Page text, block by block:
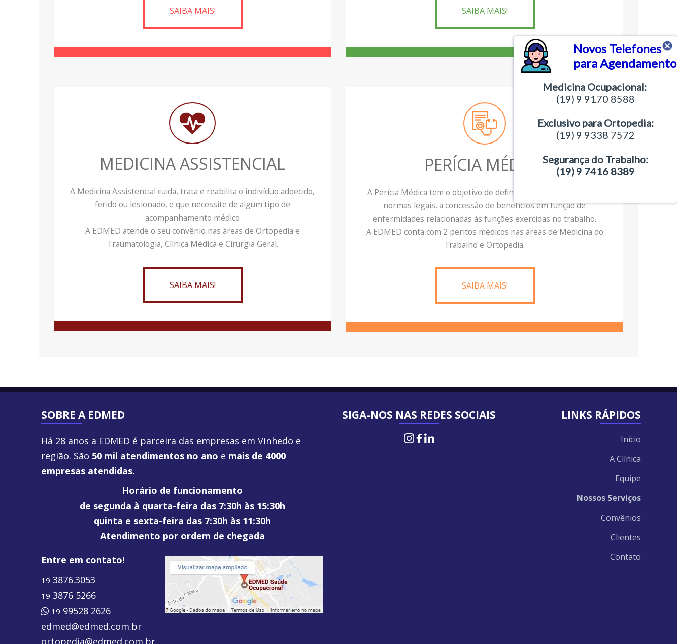
SAIBA MAIS!
MEDICINA ASSISTENCIAL
A Medicina Assistencial cuida, trata e reabilita o indivíduo adoecido,
ferido ou lesionado, e que necessite de algum tipo de
acompanhamento médico
A EDMED atende o seu convênio nas áreas de Ortopedia e
Traumatologia, Clínica Médica e Cirurgia Geral.
SAIBA MAIS!
SAIBA MAIS!
PERÍCIA MÉDICA
A Perícia Médica tem o objetivo de definir, dentro dos padrões e
normas legais, a concessão de benefícios em função de
enfermidades relacionadas às funções exercidas no trabalho.
A EDMED conta com 2 peritos médicos nas áreas de Medicina do
Trabalho e Ortopedia.
SAIBA MAIS!
SOBRE A EDMED
Há 28 anos a EDMED é parceira das empresas em Vinhedo e
região. São 50 mil atendimentos no ano e mais de 4000
empresas atendidas.
Horário de funcionamento
de segunda à quarta-feira das 7:30h às 15:30h
quinta e sexta-feira das 7:30h às 11:30h
Atendimento por ordem de chegada
Entre em contato!
19 3876.3053
19 3876 5266
19 99528 2626
edmed@edmed.com.br
ortopedia@edmed.com.br
SIGA-NOS NAS REDES SOCIAIS
Instagram
LINKS RÁPIDOS
Início
A Clínica
Equipe
Nossos Serviços
Convênios
Clientes
Contato
Novos Telefones
para Agendamento
Medicina Ocupacional:
(19) 9 9170 8588
Exclusivo para Ortopedia:
(19) 9 9338 7572
Segurança do Trabalho:
(19) 9 7416 8389